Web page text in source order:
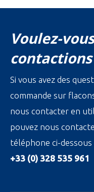
Voulez-
contactions
Si vous avez des
commande sur
nous contacter en
pouvez nous
téléphone ci-dessous
+33 (0) 328 535 961